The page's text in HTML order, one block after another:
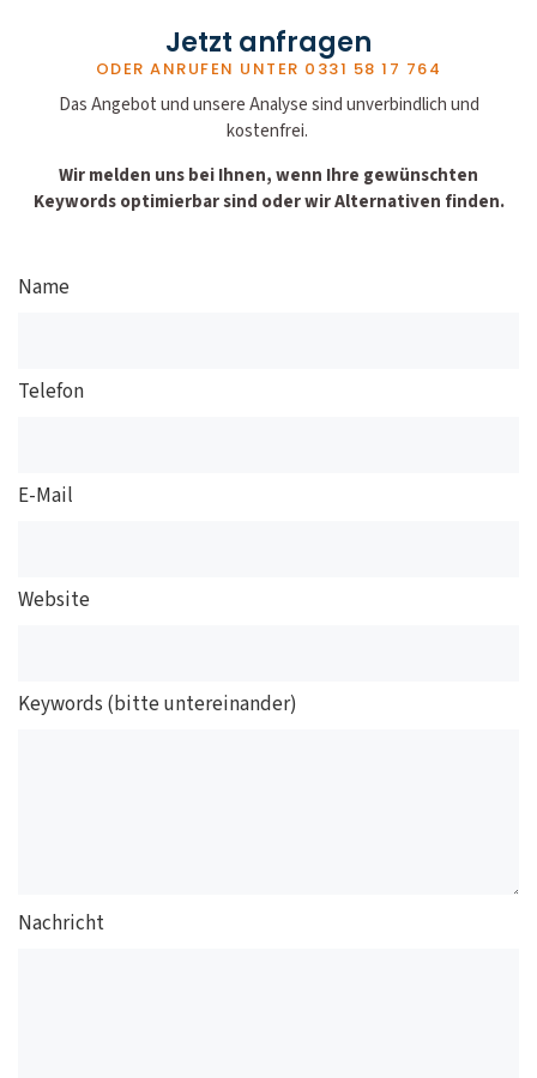
Jetzt anfragen
ODER ANRUFEN UNTER 0331 58 17 764
Das Angebot und unsere Analyse sind unverbindlich und
kostenfrei.
Wir melden uns bei Ihnen, wenn Ihre gewünschten
Keywords optimierbar sind oder wir Alternativen finden.
Name
Telefon
E-Mail
Website
Keywords (bitte untereinander)
Nachricht